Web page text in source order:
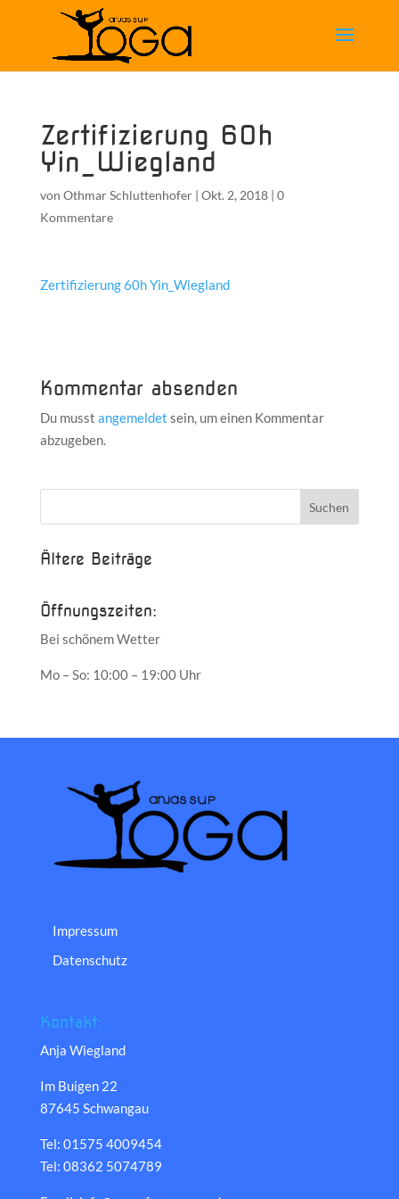
Zertifizierung 60h
Yin_Wiegland
von Othmar Schluttenhofer| Okt. 2, 2018| 0
Kommentare
Zertifizierung 60h Yin_Wiegland
Kommentar absenden
Du musst angemeldet sein, um einen Kommentar
abzugeben.
Ältere Beiträge
Öffnungszeiten:
Bei schönem Wetter
Mo – So: 10:00 – 19:00 Uhr
Impressum
Datenschutz
Kontakt:
Anja Wiegland
Im Buigen 22
87645 Schwangau
Tel: 01575 4009454
Tel: 08362 5074789